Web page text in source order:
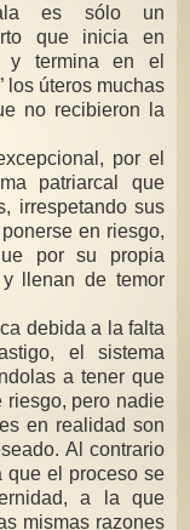
es sólo un
que inicia en
y termina en el
los úteros muchas
no recibieron la
por el
patriarcal que
irrespetando sus
en riesgo,
por su propia
llenan de temor
debida a la falta
el sistema
a tener que
riesgo, pero nadie
en realidad son
Al contrario
que el proceso se
a la que
mismas razones